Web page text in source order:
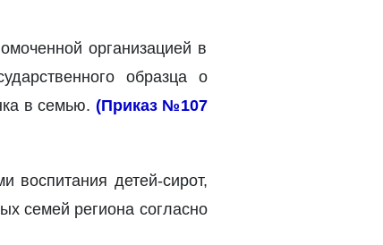
организацией в
образца о
в семью. (Приказ №107
воспитания детей-сирот,
семей региона согласно